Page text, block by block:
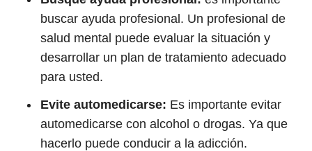
buscar ayuda profesional. Un profesional de
salud mental puede evaluar la situación y
desarrollar un plan de tratamiento adecuado
para usted.
Evite automedicarse: Es importante evitar
automedicarse con alcohol o drogas. Ya que
hacerlo puede conducir a la adicción.